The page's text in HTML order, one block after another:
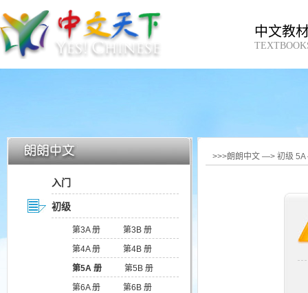
中文教
入门
初级
第3A 册
第3B 册
第4A 册
第4B 册
第5A 册
第5B 册
第6A 册
第6B 册
>>>朗朗中文 —> 初级